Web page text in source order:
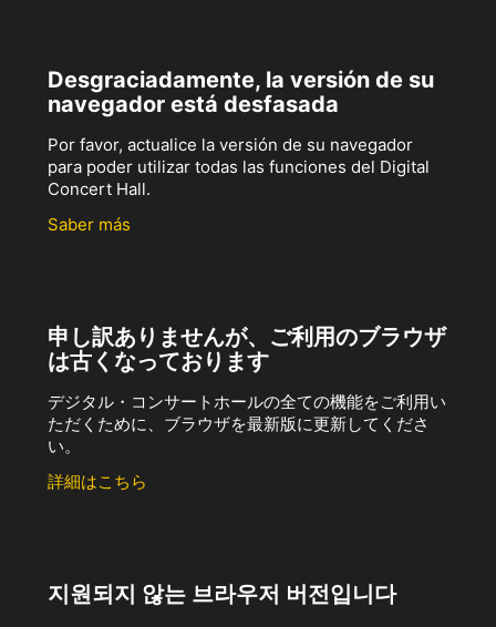
Desgraciadamente, la versión de su
navegador está desfasada
Por favor, actualice la versión de su navegador
para poder utilizar todas las funciones del Digital
Concert Hall.
Saber más
申し訳ありませんが、ご利用のブラウザ
は古くなっております
デジタル・コンサートホールの全ての機能をご利用い
ただくために、ブラウザを最新版に更新してくださ
い。
詳細はこちら
지원되지 않는 브라우저 버전입니다